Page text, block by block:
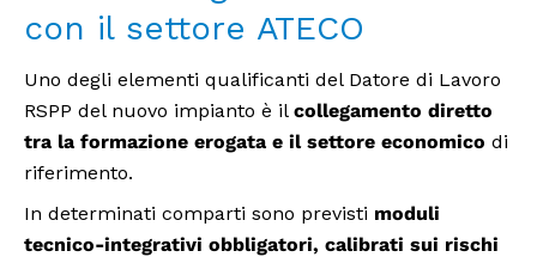
con il settore ATECO
Uno degli elementi qualificanti del Datore di Lavoro
RSPP del nuovo impianto è il collegamento diretto
tra la formazione erogata e il settore economico di
riferimento.
In determinati comparti sono previsti moduli
tecnico-integrativi obbligatori, calibrati sui rischi